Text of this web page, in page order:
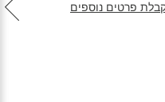
פרטים נוספים